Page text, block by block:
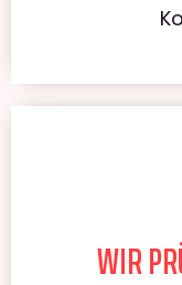
WIR